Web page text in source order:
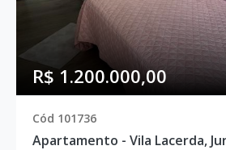
R$ 1.200.000,00
Cód 101736
Apartamento - Vila Lacerda,